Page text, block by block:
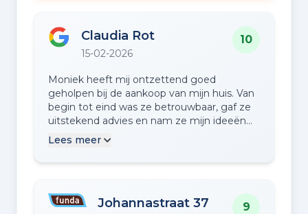
Claudia Rot
15-02-2026
10
Moniek heeft mij ontzettend goed
geholpen bij de aankoop van mijn huis. Van
begin tot eind was ze betrouwbaar, gaf ze
uitstekend advies en nam ze mijn ideeën
en twijfels altijd serieus. Ik kan haar zeker
nonsense makelaar.
Lees meer
Johannastraat 37 9